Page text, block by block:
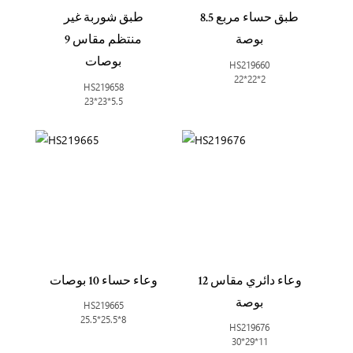
طبق شوربة غير
منتظم مقاس 9
بوصات
HS219658
23*23*5.5
طبق حساء مربع 8.5
بوصة
HS219660
22*22*2
وعاء حساء 10 بوصات
HS219665
25.5*25.5*8
وعاء دائري مقاس 12
بوصة
HS219676
30*29*11